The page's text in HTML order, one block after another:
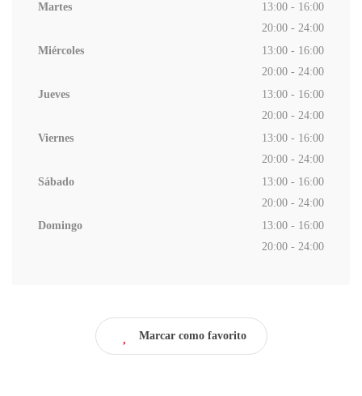
Martes
13:00 - 16:00
20:00 - 24:00
Miércoles
13:00 - 16:00
20:00 - 24:00
Jueves
13:00 - 16:00
20:00 - 24:00
Viernes
13:00 - 16:00
20:00 - 24:00
Sábado
13:00 - 16:00
20:00 - 24:00
Domingo
13:00 - 16:00
20:00 - 24:00
Marcar como favorito